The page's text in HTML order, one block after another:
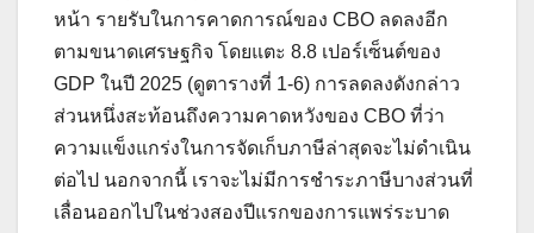
หน้า รายรับในการคาดการณ์ของ CBO ลดลงอีก
ตามขนาดเศรษฐกิจ โดยแตะ 8.8 เปอร์เซ็นต์ของ
GDP ในปี 2025 (ดูตารางที่ 1-6) การลดลงดังกล่าว
ส่วนหนึ่งสะท้อนถึงความคาดหวังของ CBO ที่ว่า
ความแข็งแกร่งในการจัดเก็บภาษีล่าสุดจะไม่ดำเนิน
ต่อไป นอกจากนี้ เราจะไม่มีการชำระภาษีบางส่วนที่
เลื่อนออกไปในช่วงสองปีแรกของการแพร่ระบาด